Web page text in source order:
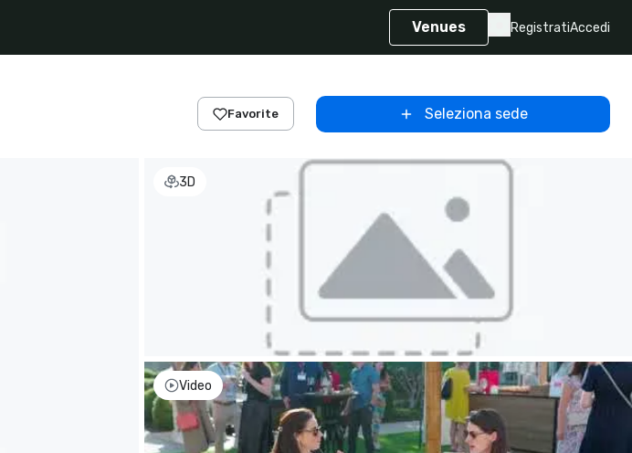
Venues RegistratiAccedi
Favorite Seleziona sede
3D
Video